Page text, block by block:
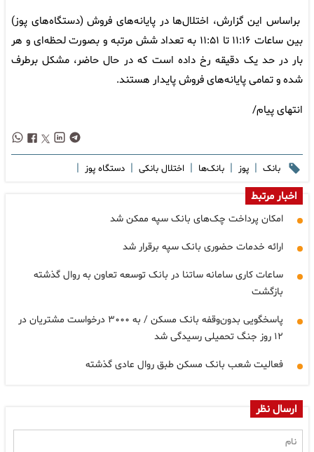
براساس این گزارش، ‌اختلال‌ها در پایانه‌های فروش (دستگاه‌های پوز)
بین ساعات ۱۱:۱۶ تا ۱۱:۵۱ به تعداد شش مرتبه و بصورت لحظه‌ای و هر
بار در حد یک دقیقه‌ رخ داده است که در حال حاضر، مشکل برطرف
شده و تمامی پایانه‌های فروش پایدار هستند.
انتهای پیام/
بانک | پوز | بانک‌ها | اختلال بانکی | دستگاه پوز |
اخبار مرتبط
امکان پرداخت چک‌های بانک سپه ممکن شد
ارائه خدمات حضوری بانک سپه برقرار شد
ساعات کاری سامانه ساتنا در بانک توسعه تعاون به روال گذشته
بازگشت
پاسخگویی بدون‌وقفه بانک مسکن / به ۳۰۰۰ درخواست مشتریان در
۱۲ روز جنگ تحمیلی رسیدگی شد
فعالیت شعب بانک‌ مسکن طبق روال عادی گذشته
ارسال نظر